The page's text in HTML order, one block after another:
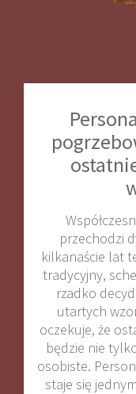
przechodzi
kilkanaście lat
tradycyjny,
rzadko
utartych
oczekuje, że
będzie nie
osobiste.
staje się